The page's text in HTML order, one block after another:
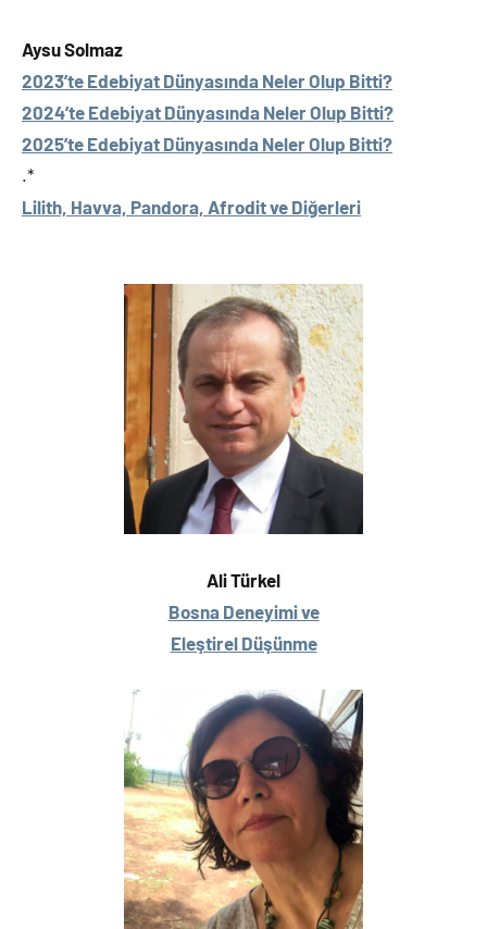
Aysu Solmaz
2023’te Edebiyat Dünyasında Neler Olup Bitti?
2024’te Edebiyat Dünyasında Neler Olup Bitti?
2025’te Edebiyat Dünyasında Neler Olup Bitti?
.*
Lilith, Havva, Pandora, Afrodit ve Diğerleri
Ali Türkel
Bosna Deneyimi ve
Eleştirel Düşünme